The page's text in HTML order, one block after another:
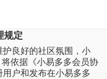
规定
良好的社区氛围，小
依据《小易多多会员协
户和发布在小易多多